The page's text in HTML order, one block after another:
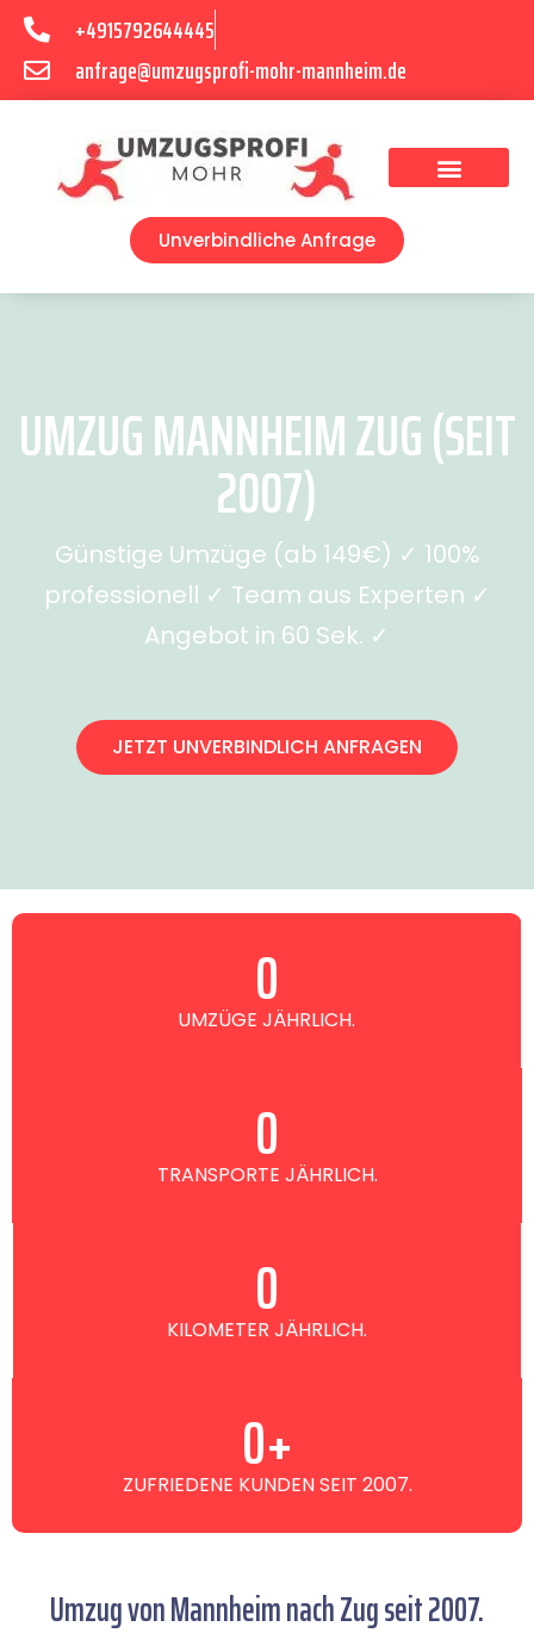
+4915792644445
anfrage@umzugsprofi-mohr-mannheim.de
Unverbindliche Anfrage
UMZUG MANNHEIM ZUG (SEIT
2007)
Günstige Umzüge (ab 149€) ✓ 100%
professionell ✓ Team aus Experten ✓
Angebot in 60 Sek. ✓
JETZT UNVERBINDLICH ANFRAGEN
UMZÜGE JÄHRLICH.
0
TRANSPORTE JÄHRLICH.
0
KILOMETER JÄHRLICH.
0
ZUFRIEDENE KUNDEN SEIT 2007.
0+
Umzug von Mannheim nach Zug seit 2007.